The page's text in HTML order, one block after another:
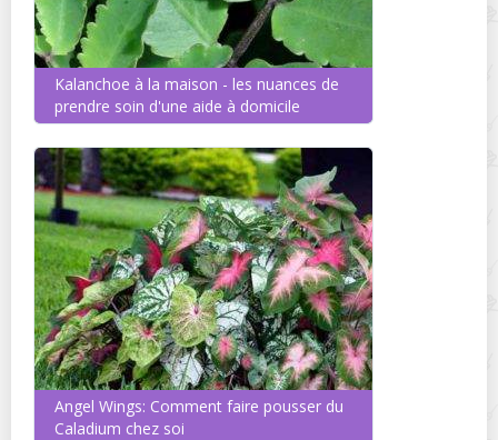
Kalanchoe à la maison - les nuances de
prendre soin d'une aide à domicile
Angel Wings: Comment faire pousser du
Caladium chez soi